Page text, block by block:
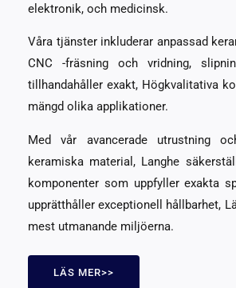
elektronik, och medicinsk.
Våra tjänster inkluderar anpassad
CNC -fräsning och vridning,
tillhandahåller exakt, Högkvalitativa
mängd olika applikationer.
Med vår avancerade utrustning
keramiska material, Langhe
komponenter som uppfyller exakta
upprätthåller exceptionell hållbarhet,
mest utmanande miljöerna.
LÄS MER>>